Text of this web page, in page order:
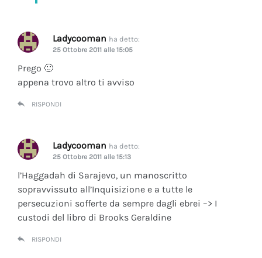
Ladycooman ha detto:
25 Ottobre 2011 alle 15:05
Prego 🙂
appena trovo altro ti avviso
RISPONDI
Ladycooman ha detto:
25 Ottobre 2011 alle 15:13
l’Haggadah di Sarajevo, un manoscritto
sopravvissuto all’Inquisizione e a tutte le
persecuzioni sofferte da sempre dagli ebrei –> I
custodi del libro di Brooks Geraldine
RISPONDI